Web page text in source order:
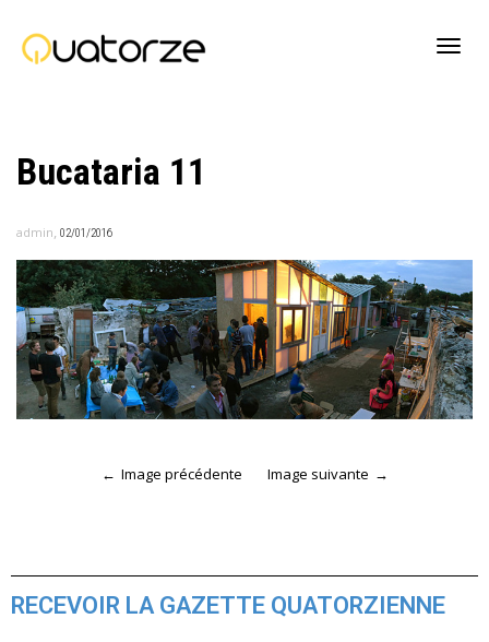
Bucataria 11
admin, 02/01/2016
Image précédente Image suivante
RECEVOIR LA GAZETTE QUATORZIENNE